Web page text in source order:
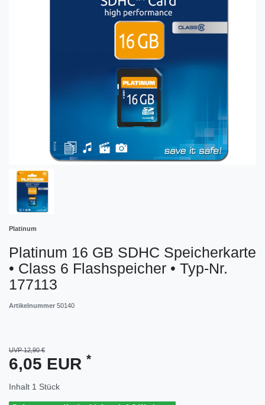
Platinum
Platinum 16 GB SDHC Speicherkarte
• Class 6 Flashspeicher • Typ-Nr.
177113
Artikelnummer 50140
UVP 12,90 €
6,05 EUR *
Inhalt 1 Stück